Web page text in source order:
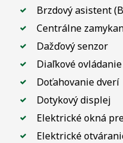
Brzdový asistent
Centrálne
Dažďový senzor
Diaľkové
Doťahovanie dverí
Dotykový displej
Elektrické okná
Elektrické